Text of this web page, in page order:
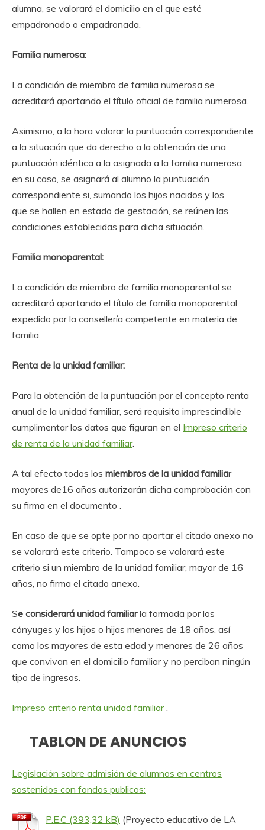
alumna, se valorará el domicilio en el que esté
empadronado o empadronada.
Familia numerosa:
La condición de miembro de familia numerosa se
acreditará aportando el título oficial de familia numerosa.
Asimismo, a la hora valorar la puntuación correspondiente
a la situación que da derecho a la obtención de una
puntuación idéntica a la asignada a la familia numerosa,
en su caso, se asignará al alumno la puntuación
correspondiente si, sumando los hijos nacidos y los
que se hallen en estado de gestación, se reúnen las
condiciones establecidas para dicha situación.
Familia monoparental:
La condición de miembro de familia monoparental se
acreditará aportando el título de familia monoparental
expedido por la consellería competente en materia de
familia.
Renta de la unidad familiar:
Para la obtención de la puntuación por el concepto renta
anual de la unidad familiar, será requisito imprescindible
cumplimentar los datos que figuran en el Impreso criterio
de renta de la unidad familiar.
A tal efecto todos los miembros de la unidad familiar
mayores de16 años autorizarán dicha comprobación con
su firma en el documento .
En caso de que se opte por no aportar el citado anexo no
se valorará este criterio. Tampoco se valorará este
criterio si un miembro de la unidad familiar, mayor de 16
años, no firma el citado anexo.
Se considerará unidad familiarla formada por los
cónyuges y los hijos o hijas menores de 18 años, así
como los mayores de esta edad y menores de 26 años
que convivan en el domicilio familiar y no perciban ningún
tipo de ingresos.
Impreso criterio renta unidad familiar.
TABLON DE ANUNCIOS
Legislación sobre admisión de alumnos en centros
sostenidos con fondos publicos:
P.E.C (Proyecto educativo de LA